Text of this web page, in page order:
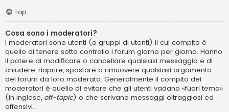
Top
Cosa sono i moderatori?
I moderatori sono utenti (o gruppi di utenti) il cui compito è
quello di tenere sotto controllo i forum giorno per giorno. Hanno
il potere di modificare o cancellare qualsiasi messaggio e di
chiudere, riaprire, spostare o rimuovere qualsiasi argomento
del forum da loro moderato. Generalmente il compito dei
moderatori è quello di evitare che gli utenti vadano «fuori tema»
(in inglese, off-topic) o che scrivano messaggi oltraggiosi ed
offensivi.